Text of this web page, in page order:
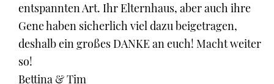
entspannten Art. Ihr Elternhaus, aber auch ihre
Gene haben sicherlich viel dazu beigetragen,
deshalb ein großes DANKE an euch! Macht weiter
so!
Bettina & Tim